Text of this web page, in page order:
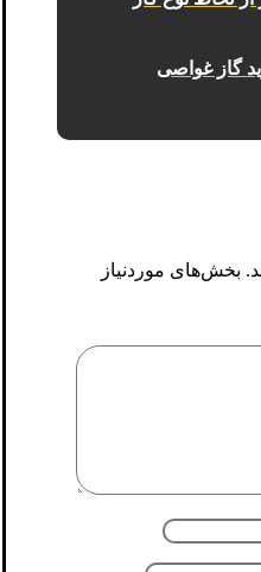
گاز غواصی
بخش‌های موردنیاز